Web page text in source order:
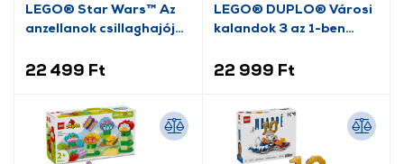
LEGO® Star Wars™ Az
anzellanok csillaghajója
22 499 Ft
LEGO® DUPLO® Városi
kalandok 3 az 1-ben
járművek (10478)
22 999 Ft